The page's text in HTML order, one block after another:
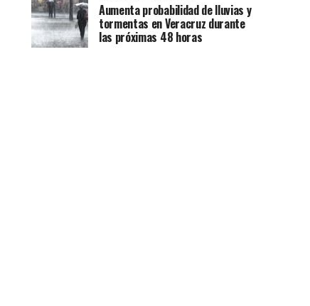
Aumenta probabilidad de lluvias y
tormentas en Veracruz durante
las próximas 48 horas